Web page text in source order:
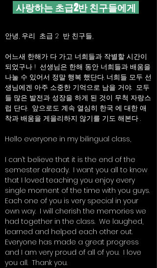
사랑하는 초급2반 친구들에게
안녕, 우리 초급 2 반 친구들,
어느새 한해가 다 가고 너희들과 작별할 시간이
되었구나 ! 선생님은 한해 동안 너희들과 배움을
나눌 수 있어서 정말 행복 했단다. 너희들 모두 선
생님에겐 아주 소중한 기억으로 남을 거야. 모두
들 많은 발전과 성장을 하게 된 것이 무척 자랑스
럽 단다. 앞으로도 계속 열심히 한국 에 대한 애
착과 배움을 게을리하지 않기를 기도 해본다 .
Hello everyone in my bilingual class,
I can’t believe that it is the end of the
semester already. I want you all to know
that I loved teaching you enjoy every
single moment of the time with you guys.
Each one of you is very special in your
own way. I will cherish the memories we
had together in the class. We laughed,
learned and helped each other out.
Everyone has made a great progress
and I am very proud of all of you. I love
you all. Thank you.